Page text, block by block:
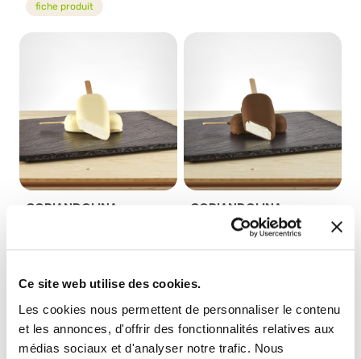
Ce site web utilise des cookies.
Les cookies nous permettent de personnaliser le contenu
et les annonces, d'offrir des fonctionnalités relatives aux
médias sociaux et d'analyser notre trafic. Nous
fiche produit
CORIANDOLINA
CORIANDOLINA
CIOCCOLATTE